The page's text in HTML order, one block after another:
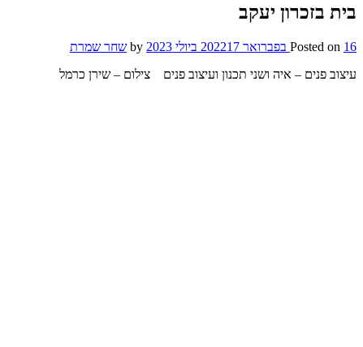
בית בזכרון יעקב
Posted on 16 בפברואר 2022 17 ביולי 2023
שחר שמרת
עיצוב פנים – איה ושני תכנון ועיצוב פנים צילום – שירן כרמל